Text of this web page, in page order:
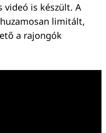
is készült. A
limitált,
a rajongók